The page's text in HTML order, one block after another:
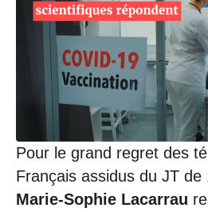
Pour le grand regret des
Français assidus du JT de
Marie-Sophie Lacarrau